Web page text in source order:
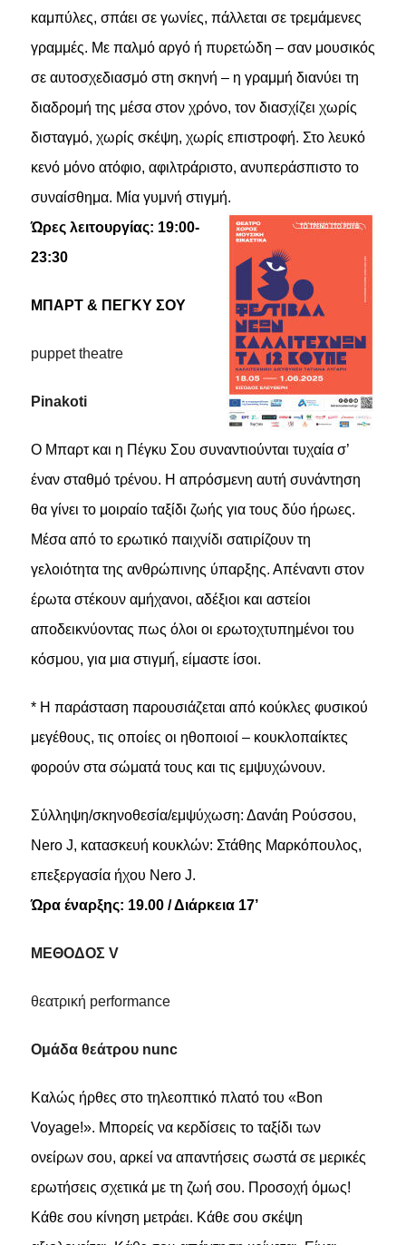
καμπύλες, σπάει σε γωνίες, πάλλεται σε τρεμάμενες
γραμμές. Με παλμό αργό ή πυρετώδη – σαν μουσικός
σε αυτοσχεδιασμό στη σκηνή – η γραμμή διανύει τη
διαδρομή της μέσα στον χρόνο, τον διασχίζει χωρίς
δισταγμό, χωρίς σκέψη, χωρίς επιστροφή. Στο λευκό
κενό μόνο ατόφιο, αφιλτράριστο, ανυπεράσπιστο το
συναίσθημα. Μία γυμνή στιγμή.
Ώρες λειτουργίας: 19:00-
23:30
ΜΠΑΡΤ& ΠΕΓΚΥ ΣΟΥ
puppet theatre
Pinakoti
Ο Μπαρτ και η Πέγκυ Σου συναντιούνται τυχαία σ’
έναν σταθμό τρένου. Η απρόσμενη αυτή συνάντηση
θα γίνει το μοιραίο ταξίδι ζωής για τους δύο ήρωες.
Μέσα από το ερωτικό παιχνίδι σατιρίζουν τη
γελοιότητα της ανθρώπινης ύπαρξης. Απέναντι στον
έρωτα στέκουν αμήχανοι, αδέξιοι και αστείοι
αποδεικνύοντας πως όλοι οι ερωτοχτυπημένοι του
κόσμου, για μια στιγμή́, είμαστε ίσοι.
* Η παράσταση παρουσιάζεται από κούκλες φυσικού
μεγέθους, τις οποίες οι ηθοποιοί – κουκλοπαίκτες
φορούν στα σώματά τους και τις εμψυχώνουν.
Σύλληψη/σκηνοθεσία/εμψύχωση: Δανάη Ρούσσου,
Nero J, κατασκευή κουκλών: Στάθης Μαρκόπουλος,
επεξεργασία ήχου Nero J.
Ώρα έναρξης: 19.00 / Διάρκεια 17’
ΜΕΘΟΔΟΣ V
θεατρική performance
Ομάδα θεάτρου nunc
Καλώς ήρθες στο τηλεοπτικό πλατό του «Bon
Voyage!». Μπορείς να κερδίσεις το ταξίδι των
ονείρων σου, αρκεί να απαντήσεις σωστά σε μερικές
ερωτήσεις σχετικά με τη ζωή σου. Προσοχή όμως!
Κάθε σου κίνηση μετράει. Κάθε σου σκέψη